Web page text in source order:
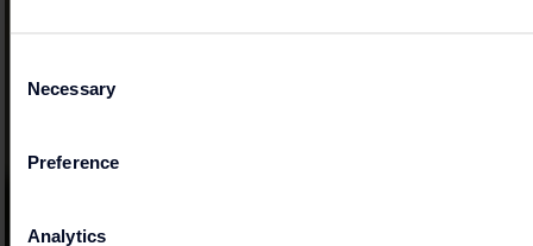
Selection
Necessary
Preference
Analytics